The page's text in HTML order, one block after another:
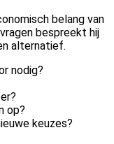
belang van
bespreekt hij
alternatief.
nodig?
op?
keuzes?